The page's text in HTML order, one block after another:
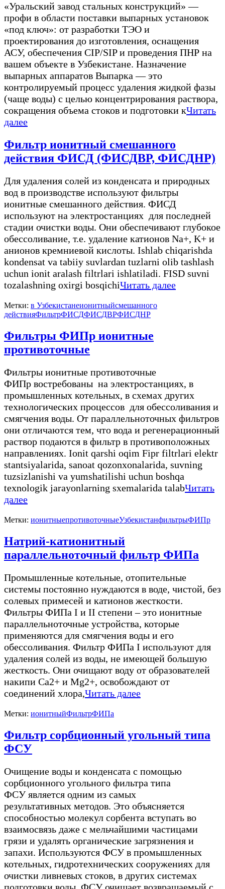
«Уральский завод стальных конструкций» —
профи в области поставки выпарных установок
«под ключ»: от разработки ТЭО и
проектирования до изготовления, оснащения
АСУ, обеспечения CIP/SIP и проведения ПНР на
вашем объекте в Узбекистане. Назначение
выпарных аппаратов Выпарка — это
контролируемый процесс удаления жидкой фазы
(чаще воды) с целью концентрирования раствора,
сокращения объема стоков и подготовки кЧитать
далее
Фильтр ионитный смешанного
действия ФИСД (ФИСДВР, ФИСДНР)
Для удаления солей из конденсата и природных
вод в производстве используют фильтры
ионитные смешанного действия. ФИСД
используют на электростанциях для последней
стадии очистки воды. Они обеспечивают глубокое
обессоливание, т.е. удаление катионов Na+, K+ и
анионов кремниевой кислоты. Ishlab chiqarishda
kondensat va tabiiy suvlardan tuzlarni olib tashlash
uchun ionit aralash filtrlari ishlatiladi. FISD suvni
tozalashning oxirgi bosqichiЧитать далее
Метки: в Узбекистанеионитныйсмешанного
действияФильтрФИСДФИСДВРФИСДНР
Фильтры ФИПр ионитные
противоточные
Фильтры ионитные противоточные
ФИПр востребованы на электростанциях, в
промышленных котельных, в схемах других
технологических процессов для обессоливания и
смягчения воды. От параллельноточных фильтров
они отличаются тем, что вода и регенерационный
раствор подаются в фильтр в противоположных
направлениях. Ionit qarshi oqim Fipr filtrlari elektr
stantsiyalarida, sanoat qozonxonalarida, suvning
tuzsizlanishi va yumshatilishi uchun boshqa
texnologik jarayonlarning sxemalarida talabЧитать
далее
Метки: ионитныепротивоточныеУзбекистанфильтрыФИПр
Натрий-катионитный
параллельноточный фильтр ФИПа
Промышленные котельные, отопительные
системы постоянно нуждаются в воде, чистой, без
солевых примесей и катионов жесткости.
Фильтры ФИПа I и II степени – это ионитные
параллельноточные устройства, которые
применяются для смягчения воды и его
обессоливания. Фильтр ФИПа I используют для
удаления солей из воды, не имеющей большую
жесткость. Они очищают воду от образователей
накипи Ca2+ и Mg2+, освобождают от
соединений хлора,Читать далее
Метки: ионитныйФильтрФИПа
Фильтр сорбционный угольный типа
ФСУ
Очищение воды и конденсата с помощью
сорбционного угольного фильтра типа
ФСУ является одним из самых
результативных методов. Это объясняется
способностью молекул сорбента вступать во
взаимосвязь даже с мельчайшими частицами
грязи и удалять органические загрязнения и
запахи. Используются ФСУ в промышленных
котельных, гидротехнических сооружениях для
очистки ливневых стоков, в других системах